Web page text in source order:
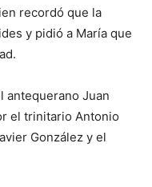
recordó que la
y pidió a María que
antequerano Juan
el trinitario Antonio
González y el